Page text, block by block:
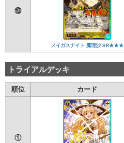
⑲
メイガスナイト 魔理沙 SR★★★
トライアルデッキ
順位 カード
①